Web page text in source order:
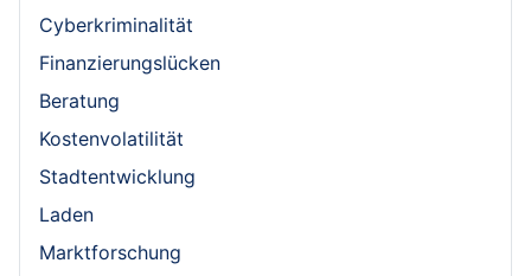
Cyberkriminalität
Finanzierungslücken
Beratung
Kostenvolatilität
Stadtentwicklung
Laden
Marktforschung